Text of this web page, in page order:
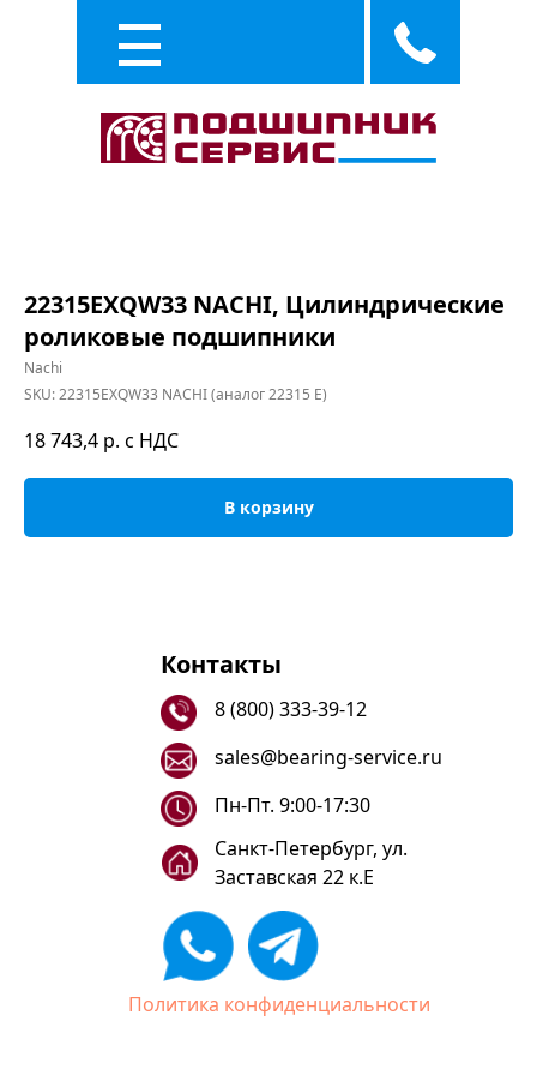
22315EXQW33 NACHI, Цилиндрические
роликовые подшипники
Nachi
SKU:22315EXQW33 NACHI (аналог 22315 E)
18 743,4 р. с НДС
В корзину
Контакты
8 (800) 333-39-12
sales@bearing-service.ru
Санкт-Петербург, ул.
Заставская 22 к.Е
Пн-Пт. 9:00-17:30
Политика конфиденциальности